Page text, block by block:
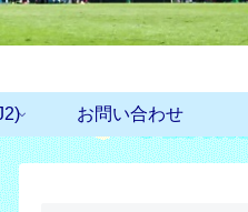
お問い合わせ